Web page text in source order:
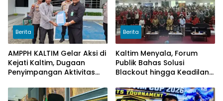
Berita
AMPPH KALTIM Gelar Aksi di
Kejati Kaltim, Dugaan
Penyimpangan Aktivitas
Sawit di Logpond Tubaan
Berita
Kaltim Menyala, Forum
Publik Bahas Solusi
Blackout hingga Keadilan